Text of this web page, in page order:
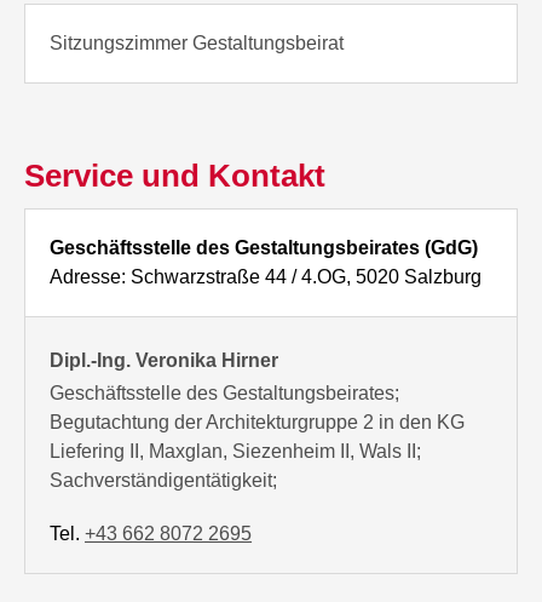
Sitzungszimmer Gestaltungsbeirat
Service und Kontakt
Geschäftsstelle des Gestaltungsbeirates (GdG)
Adresse: Schwarzstraße 44 / 4.OG, 5020 Salzburg
Dipl.-Ing. Veronika Hirner
Geschäftsstelle des Gestaltungsbeirates;
Begutachtung der Architekturgruppe 2 in den KG
Liefering II, Maxglan, Siezenheim II, Wals II;
Sachverständigentätigkeit;
Tel.+43 662 8072 2695